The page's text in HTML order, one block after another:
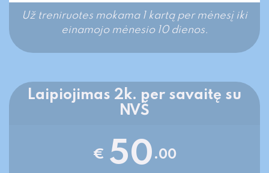
Už treniruotes mokama 1 kartą per mėnesį iki
einamojo mėnesio 10 dienos.
Laipiojimas 2k. per savaitę su
NVŠ
€ 50 .00